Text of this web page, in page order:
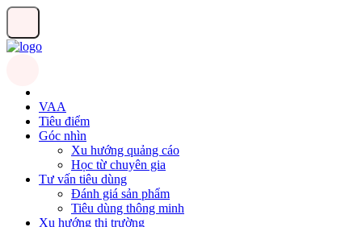
VAA
Tiêu điểm
Góc nhìn
Xu hướng quảng cáo
Học từ chuyên gia
Tư vấn tiêu dùng
Đánh giá sản phẩm
Tiêu dùng thông minh
Xu hướng thị trường